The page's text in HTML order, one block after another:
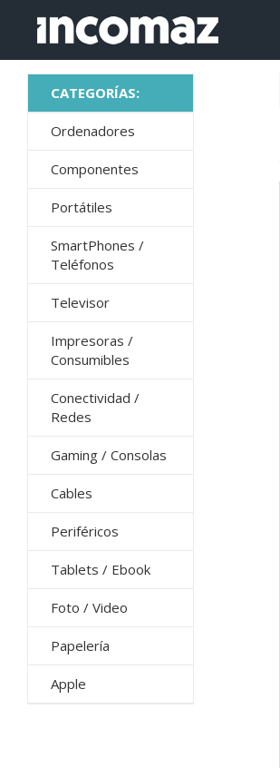
Ordenadores
Componentes
Portátiles
SmartPhones /
Teléfonos
Televisor
Impresoras /
Consumibles
Conectividad /
Redes
Gaming / Consolas
Cables
Periféricos
Tablets / Ebook
Foto / Video
Papelería
Apple